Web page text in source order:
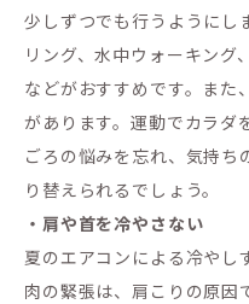
少しずつでも行うようにし
リング、水中ウォーキング
などがおすすめです。また
があります。運動でカラダ
ごろの悩みを忘れ、気持
り替えられるでしょう。
・肩や首を冷やさない
夏のエアコンによる冷やし
肉の緊張は、肩こりの原因